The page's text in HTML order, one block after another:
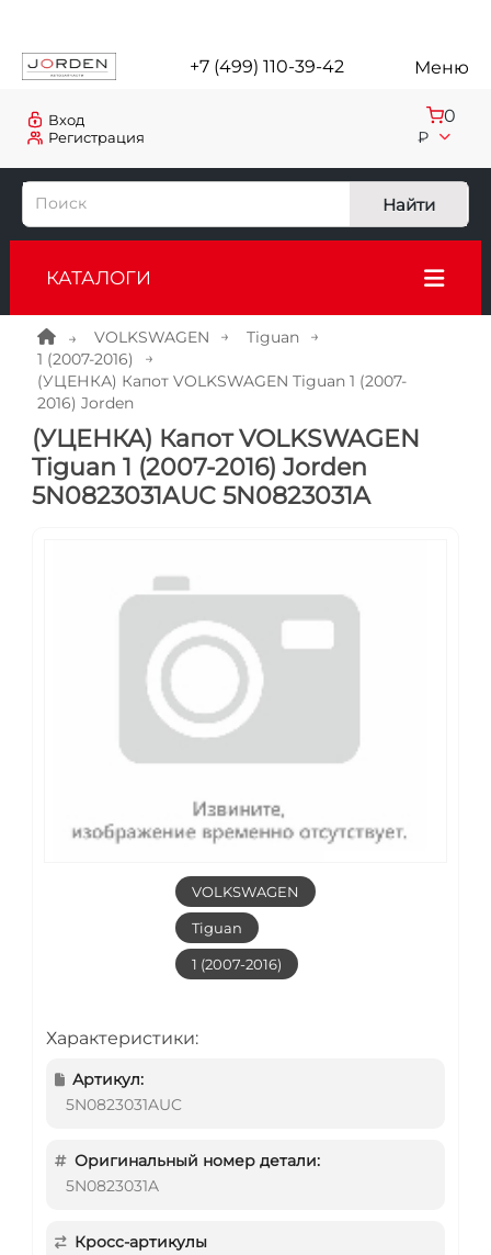
+7 (499) 110-39-42 Меню
Регистрация
Вход 0
₽
Найти
КАТАЛОГИ
VOLKSWAGEN
Tiguan
1 (2007-2016)
(УЦЕНКА) Капот VOLKSWAGEN Tiguan 1 (2007-
2016) Jorden
(УЦЕНКА) Капот VOLKSWAGEN
Tiguan 1 (2007-2016) Jorden
5N0823031AUC 5N0823031A
VOLKSWAGEN
Tiguan
1 (2007-2016)
Характеристики:
Артикул:
5N0823031AUC
Оригинальный номер детали:
5N0823031A
Кросс-артикулы